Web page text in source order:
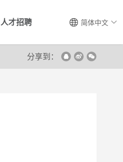
简体中文
人才招聘
分享到：